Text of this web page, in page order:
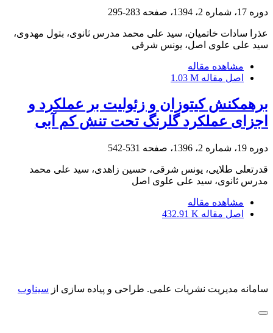
دوره 17، شماره 2، 1394، صفحه 283-295
عذرا سادات خاتمیان، سید علی محمد مدرس ثانوی، بتول مهدوی،
سید علی علوی اصل، یونس شرقی
مشاهده مقاله
اصل مقاله 1.03 M
برهمکنش کیتوزان و زئولیت بر عملکرد و
اجزای عملکرد گلرنگ تحت تنش کم آبی
دوره 19، شماره 2، 1396، صفحه 531-542
قدرتعلی طلایی، یونس شرقی، حسین زاهدی، سید علی محمد
مدرس ثانوی، سید علی علوی اصل
مشاهده مقاله
اصل مقاله 432.91 K
سامانه مدیریت نشریات علمی. طراحی و پیاده سازی از سیناوب